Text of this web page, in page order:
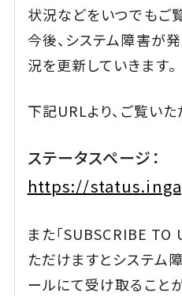
状況などをいつでもご
今後、システム障害が
況を更新していきます。
下記URLより、ご覧いた
ステータスページ：
https://
また「SUBSCRIBE TO
ただけますとシステム
ールにて受け取ること